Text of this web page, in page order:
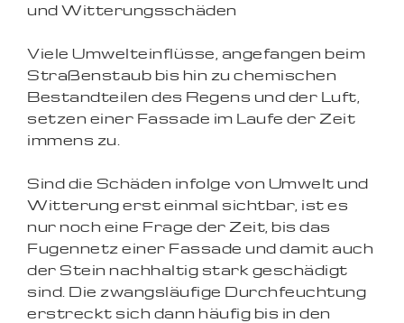
und Witterungsschäden
Viele Umwelteinflüsse, angefangen beim
Straßenstaub bis hin zu chemischen
Bestandteilen des Regens und der Luft,
setzen einer Fassade im Laufe der Zeit
immens zu.
Sind die Schäden infolge von Umwelt und
Witterung erst einmal sichtbar, ist es
nur noch eine Frage der Zeit, bis das
Fugennetz einer Fassade und damit auch
der Stein nachhaltig stark geschädigt
sind. Die zwangsläufige Durchfeuchtung
erstreckt sich dann häufig bis in den